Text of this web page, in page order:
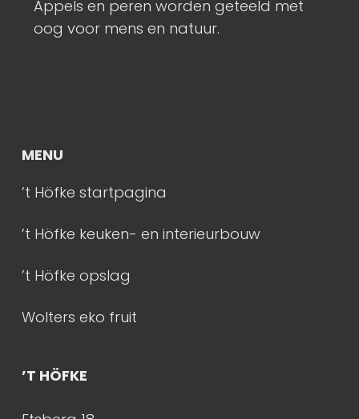
worden geteeld met
natuur.
Keukens, interieurs,
schuifdeuren,
MENU
’t Höfke startpagina
’t Höfke keuken- en interieurbouw
’t Höfke opslag
Wolters eko fruit
’T HÖFKE